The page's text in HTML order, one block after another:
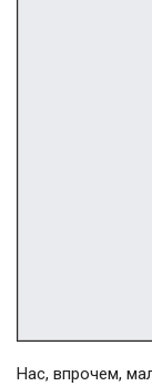
Нас, впрочем,